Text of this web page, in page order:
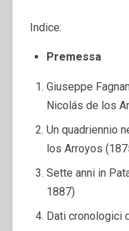
Indice:
Premessa
Giuseppe
Nicolás de los
Un quadriennio
los Arroyos
Sette anni in
1887)
Dati cronologici